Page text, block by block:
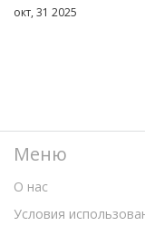
окт, 31 2025
Меню
О нас
Условия